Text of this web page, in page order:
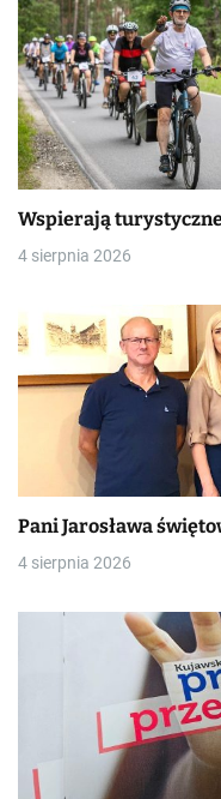
Wspierają
4 sierpnia 2026
Pani Jarosława
4 sierpnia 2026